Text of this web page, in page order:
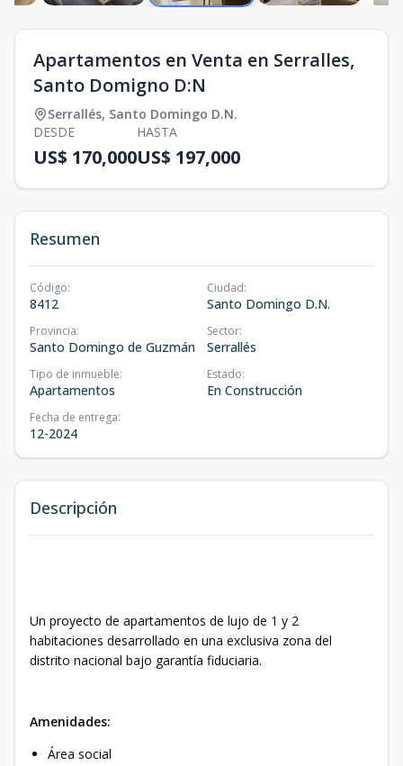
Apartamentos en Venta en Serralles,
Santo Domigno D:N
Serrallés, Santo Domingo D.N.
DESDE
US$ 170,000
HASTA
US$ 197,000
Resumen
Código:
8412
Ciudad:
Santo Domingo D.N.
Provincia:
Santo Domingo de Guzmán
Sector:
Serrallés
Tipo de inmueble:
Apartamentos
Estado:
En Construcción
Fecha de entrega:
12-2024
Descripción
Un proyecto de apartamentos de lujo de 1 y 2
habitaciones desarrollado en una exclusiva zona del
distrito nacional bajo garantía fiduciaria.
Amenidades:
Área social